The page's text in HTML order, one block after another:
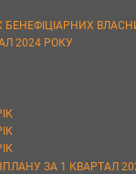
БЕНЕФІЦІАРНИХ
2024 РОКУ
ЗА 1 КВАРТАЛ